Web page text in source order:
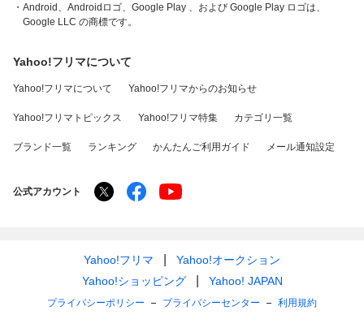
・Android、Androidロゴ、Google Play 、および Google Play ロゴは、
Google LLC の商標です。
Yahoo!フリマについて
Yahoo!フリマについて Yahoo!フリマからのお知らせ
Yahoo!フリマトピックス Yahoo!フリマ特集 カテゴリ一覧
ブランド一覧 ランキング かんたんご利用ガイド メール通知設定
公式アカウント
Yahoo!フリマ
Yahoo!オークション
Yahoo!ショッピング
Yahoo! JAPAN
プライバシーポリシー プライバシーセンター 利用規約